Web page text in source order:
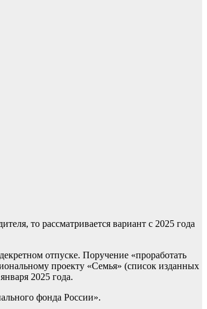
то рассматривается вариант с 2025 года
отпуске. Поручение «проработать
проекту «Семья» (список изданных
2025 года.
фонда России».